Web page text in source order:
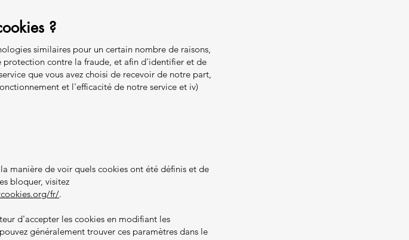
?
similaires pour un certain nombre de raisons,
protection contre la fraude, et afin d'identifier et de
que vous avez choisi de recevoir de notre part,
et l'efficacité de notre service et iv)
manière de voir quels cookies ont été définis et de
bloquer, visitez
fr/.
d'accepter les cookies en modifiant les
généralement trouver ces paramètres dans le